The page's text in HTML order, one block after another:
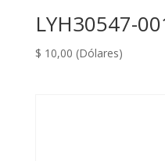
LYH30547-
$ 10,00 (Dólares)